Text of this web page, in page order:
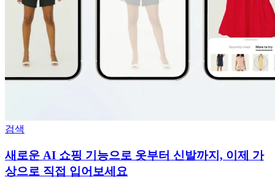
검색
새로운 AI 쇼핑 기능으로 옷부터 신발까지, 이제 가
상으로 직접 입어보세요